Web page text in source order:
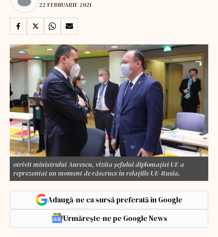
22 FEBRUARIE 2021
otrivit ministrului Aurescu, vizita șefului diplomației UE a
reprezentat un moment de răscruce în relațiile UE-Rusia.
Adaugă-ne ca sursă preferată în Google
Urmărește-ne pe Google News